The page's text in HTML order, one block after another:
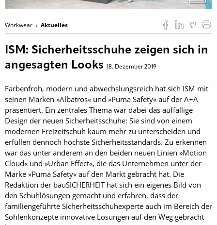
Workwear Aktuelles
ISM: Sicherheitsschuhe zeigen sich in
angesagten Looks 18. Dezember 2019
Farbenfroh, modern und abwechslungsreich hat sich ISM mit
seinen Marken »Albatros« und »Puma Safety« auf der A+A
präsentiert. Ein zentrales Thema war dabei das auffällige
Design der neuen Sicherheitsschuhe: Sie sind von einem
modernen Freizeitschuh kaum mehr zu unterscheiden und
erfüllen dennoch höchste Sicherheitsstandards. Zu erkennen
war das unter anderem an den beiden neuen Linien »Motion
Cloud« und »Urban Effect«, die das Unternehmen unter der
Marke »Puma Safety« auf den Markt gebracht hat. Die
Redaktion der bauSICHERHEIT hat sich ein eigenes Bild von
den Schuhlösungen gemacht und erfahren, dass der
familiengeführte Sicherheitsschuhexperte auch im Bereich der
Sohlenkonzepte innovative Lösungen auf den Weg gebracht